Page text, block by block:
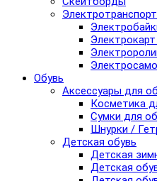
Электротранспорт
Обувь
Аксессуары для
Косметика
Сумки для
Шнурки /
Детская обувь
Детская
Детская